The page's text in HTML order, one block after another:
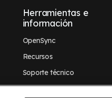
Herramientas e
información
OpenSync
Recursos
Soporte técnico
Solicitar una demostración